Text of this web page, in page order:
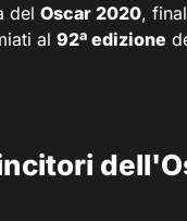
del Oscar 2020,
al 92ª edizione